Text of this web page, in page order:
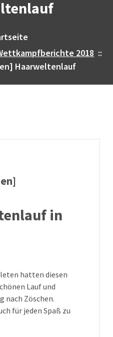
2018 ::
Haarweltenlauf
in
hatten diesen
Lauf und
nach Zöschen.
für jeden Spaß zu